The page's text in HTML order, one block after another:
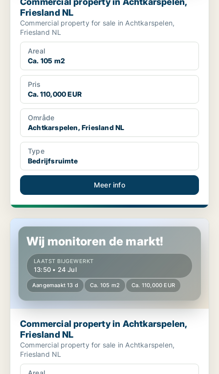
Friesland NL
Commercial property for sale in Achtkarspelen,
Friesland NL
Areal
Ca. 105 m2
Pris
Ca. 110,000 EUR
Område
Achtkarspelen, Friesland NL
Type
Bedrijfsruimte
Meer info
Commercial property in Achtkarspelen, Friesland NL
Wij monitoren de markt!
LAATST BIJGEWERKT
13:50 • 24 Jul
Aangemaakt 13 d Ca. 105 m2 Ca. 110,000 EUR
Commercial property in Achtkarspelen,
Friesland NL
Commercial property for sale in Achtkarspelen,
Friesland NL